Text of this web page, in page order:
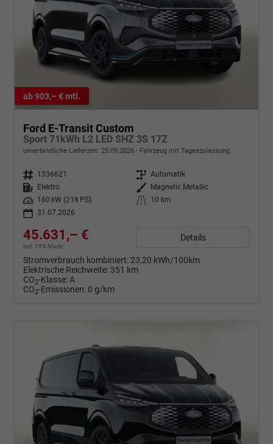
ab 903,– € mtl.
Ford E-Transit Custom
Sport 71kWh L2 LED SHZ 3S 17Z
unverbindliche Lieferzeit: 25.09.2026 Fahrzeug mit Tageszulassung
Fahrzeugnr. 1336621 Getriebe Automatik
Kraftstoff
Elektro Außenfarbe
Magnetic Metallic
Leistung
160 kW (218 PS) Kilometerstand
10 km
31.07.2026
45.631,– €
incl. 19% MwSt.
Details
Stromverbrauch kombiniert: 23,20 kWh/100km
Elektrische Reichweite: 351 km
CO2-Klasse:A
CO2-Emissionen: 0 g/km